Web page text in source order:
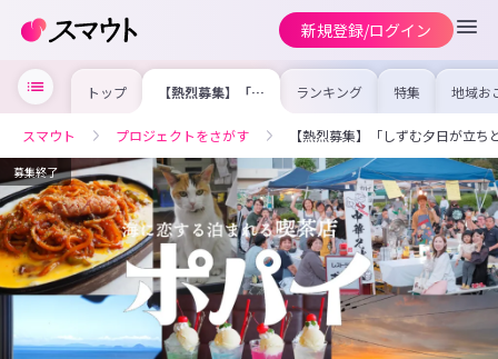
新規登録/ログイン
トップ 【熱烈募集】「し
ずむ夕日が立ちど
盛り上げてくれる
料理好きな仲間を
募集中！！
ランキング 特集 地域お
の求
を集め
事内容
を比較
合った
けよう
スマウト プロジェクトをさがす 【熱烈募集】「しずむ夕日が立
募集終了